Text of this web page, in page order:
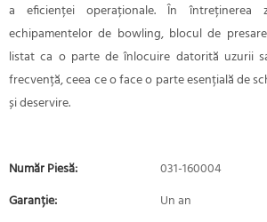
a eficienței operaționale. În întreținerea
echipamentelor de bowling, blocul de
listat ca o parte de înlocuire datorită uzurii
frecvență, ceea ce o face o parte esențială de
și deservire.
Număr Piesă:
031-160004
Garanție:
Un an